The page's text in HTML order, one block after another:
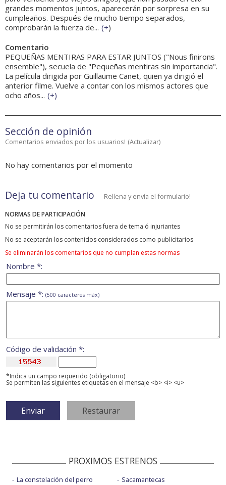
grandes momentos juntos, aparecerán por sorpresa en su
cumpleaños. Después de mucho tiempo separados,
comprobarán la fuerza de... (+)
Comentario
PEQUEÑAS MENTIRAS PARA ESTAR JUNTOS ("Nous finirons
ensemble"), secuela de "Pequeñas mentiras sin importancia".
La película dirigida por Guillaume Canet, quien ya dirigió el
anterior filme. Vuelve a contar con los mismos actores que
ocho años... (+)
Sección de opinión
Comentarios enviados por los usuarios! (Actualizar)
No hay comentarios por el momento
Deja tu comentario Rellena y envía el formulario!
NORMAS DE PARTICIPACIÓN
No se permitirán los comentarios fuera de tema ó injuriantes
No se aceptarán los contenidos considerados como publicitarios
Se eliminarán los comentarios que no cumplan estas normas
Nombre *:
Mensaje *: (500 caracteres máx)
Código de validación *:
*Indica un campo requerido (obligatorio)
Se permiten las siguientes etiquetas en el mensaje <b> <i> <u>
PROXIMOS ESTRENOS
La constelación del perro
Sacamantecas